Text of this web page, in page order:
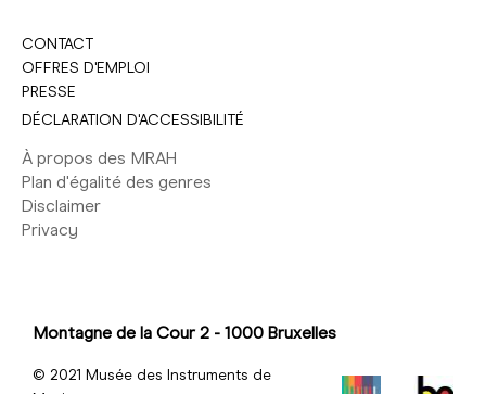
CONTACT
OFFRES D'EMPLOI
PRESSE
DÉCLARATION D'ACCESSIBILITÉ
À propos des MRAH
Plan d'égalité des genres
Disclaimer
Privacy
Montagne de la Cour 2 - 1000 Bruxelles
© 2021 Musée des Instruments de